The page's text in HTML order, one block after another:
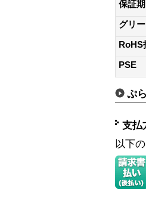
保証
グリ
RoHS
PSE
ぷ
支払
以下